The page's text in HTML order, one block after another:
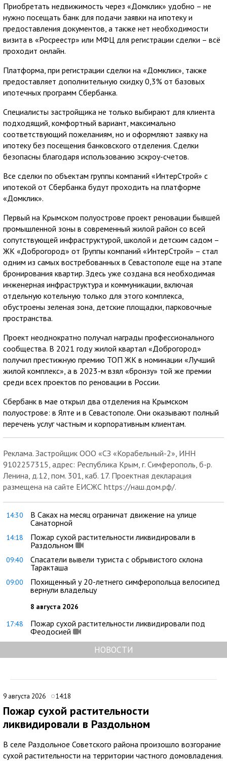
Приобретать недвижимость через «Домклик» удобно – не
нужно посещать банк для подачи заявки на ипотеку и
предоставления документов, а также нет необходимости
визита в «Росреестр» или МФЦ для регистрации сделки – всё
проходит онлайн.
Платформа, при регистрации сделки на «Домклик», также
предоставляет дополнительную скидку 0,3% от базовых
ипотечных программ Сбербанка.
Специалисты застройщика не только выбирают для клиента
подходящий, комфортный вариант, максимально
соответствующий пожеланиям, но и оформляют заявку на
ипотеку без посещения банковского отделения. Сделки
безопасны благодаря использованию эскроу-счетов.
Все сделки по объектам группы компаний «ИнтерСтрой» с
ипотекой от Сбербанка будут проходить на платформе
«Домклик».
Первый на Крымском полуострове проект реновации бывшей
промышленной зоны в современный жилой район со всей
сопутствующей инфраструктурой, школой и детским садом –
ЖК «Доброгород» от Группы компаний «ИнтерСтрой» – стал
одним из самых востребованных в Севастополе еще на этапе
бронирования квартир. Здесь уже создана вся необходимая
инженерная инфраструктура и коммуникации, включая
отдельную котельную только для этого комплекса,
обустроены зеленая зона, детские площадки, парковочные
пространства.
Проект неоднократно получал награды профессионального
сообщества. В 2021 году жилой квартал «Доброгород»
получил престижную премию ТОП ЖК в номинации «Лучший
жилой комплекс», а в 2023-м взял «бронзу» той же премии
среди всех проектов по реновации в России.
Сбербанк в мае открыл два отделения на Крымском
полуострове: в Ялте и в Севастополе. Они оказывают полный
перечень услуг частным и корпоративным клиентам.
Реклама. Застройщик ООО «СЗ «Корабельный-2», ИНН
9102257315, адрес: Республика Крым, г. Симферополь, б-р.
Ленина, д.12, пом. 301, каб. 17. Проектная декларация
размещена на сайте ЕИСЖС https://наш.дом.рф/.
14:30
В Саках на месяц ограничат движение на улице
Санаторной
14:18
Пожар сухой растительности ликвидировали в
Раздольном
09:40
Спасатели вывели туриста с обрывистого склона
Таракташа
09:00
Похищенный у 20-летнего симферопольца велосипед
вернули владельцу
8 августа 2026
17:48
Пожар сухой растительности ликвидировали под
Феодосией
НОВОСТИ
9 августа 2026 14:18
Пожар сухой растительности
ликвидировали в Раздольном
В селе Раздольное Советского района произошло возгорание
сухой растительности на территории частного домовладения.